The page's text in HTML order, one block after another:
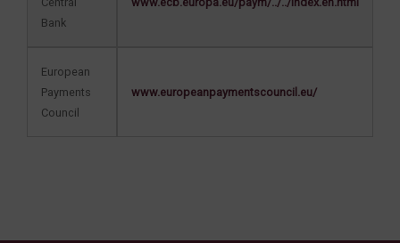
Bank
European
Payments
Council
www.europeanpaymentscouncil.eu/